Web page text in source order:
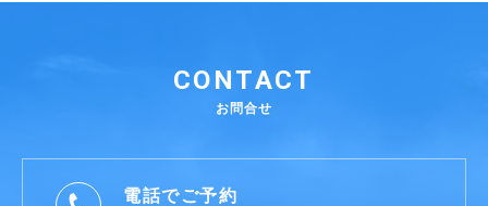
CONTACT
お問合せ
電話でご予約